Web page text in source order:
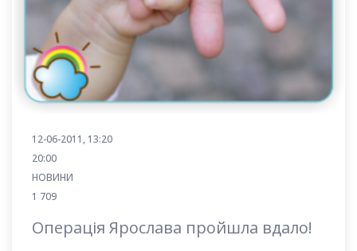
12-06-2011, 13:20
20:00
НОВИНИ
1 709
Операція Ярослава пройшла вдало!